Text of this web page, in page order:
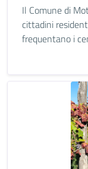
Il Comune di
cittadini
frequentano i